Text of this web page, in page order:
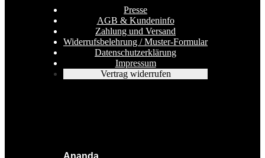
Presse
AGB & Kundeninfo
Zahlung und Versand
Widerrufsbelehrung / Muster-Formular
Datenschutzerklärung
Impressum
Vertrag widerrufen
Ananda